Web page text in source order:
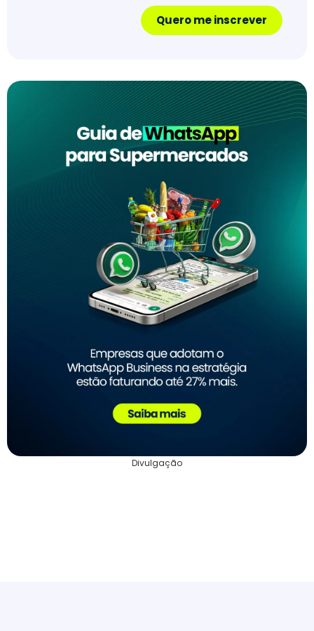
Quero me inscrever
Divulgação